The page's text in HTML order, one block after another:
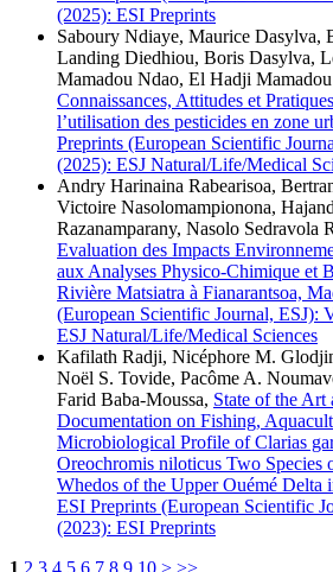
(2025): ESI Preprints
Saboury Ndiaye, Maurice Dasylva,
Landing Diedhiou, Boris Dasylva,
Mamadou Ndao, El Hadji
Connaissances, Attitudes et
l’utilisation des pesticides en zone
Preprints (European Scientific
(2025): ESJ Natural/Life/Medical
Andry Harinaina Rabearisoa,
Victoire Nasolomampionona,
Razanamparany, Nasolo Sedravola
Evaluation des Impacts
aux Analyses Physico-Chimique et
Rivière Matsiatra à Fianarantsoa,
(European Scientific Journal, ESJ):
ESJ Natural/Life/Medical Sciences
Kafilath Radji, Nicéphore M.
Noël S. Tovide, Pacôme A.
Farid Baba-Moussa, State of the
Documentation on Fishing,
Microbiological Profile of Clarias
Oreochromis niloticus Two Species
Whedos of the Upper Ouémé Delta
ESI Preprints (European Scientific
(2023): ESI Preprints
1 2 3 4 5 6 7 8 9 10 > >>